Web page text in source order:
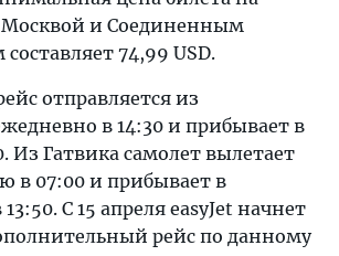
и Соединенным
74,99 USD.
отправляется из
в 14:30 и прибывает в
Из Гатвика самолет вылетает
в 07:00 и прибывает в
С 15 апреля easyJet начнет
рейс по данному